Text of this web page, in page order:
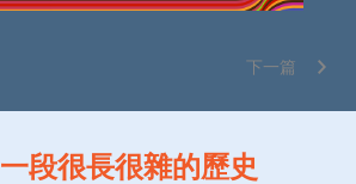
下一篇
段很長很雜的歷史